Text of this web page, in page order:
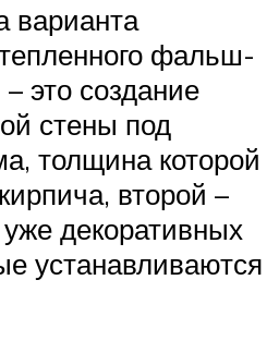
варианта
фальш-
это создание
стены под
толщина которой
второй –
декоративных
устанавливаются